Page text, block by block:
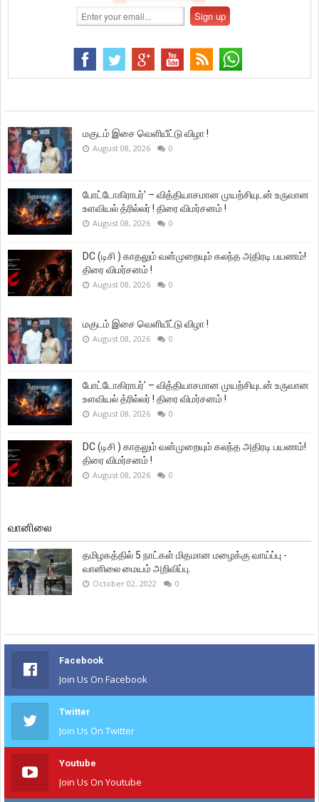
மகுடம் இசை வெளியீட்டு விழா !
August 08, 2026 0
போட்டோகிராபர்' – வித்தியாசமான முயற்சியுடன் உருவான
உளவியல் த்ரில்லர் ! திரை விமர்சனம் !
August 08, 2026 0
DC (டிசி ) காதலும் வன்முறையும் கலந்த அதிரடி பயணம்!
திரை விமர்சனம் !
August 08, 2026 0
மகுடம் இசை வெளியீட்டு விழா !
August 08, 2026 0
போட்டோகிராபர்' – வித்தியாசமான முயற்சியுடன் உருவான
உளவியல் த்ரில்லர் ! திரை விமர்சனம் !
August 08, 2026 0
DC (டிசி ) காதலும் வன்முறையும் கலந்த அதிரடி பயணம்!
திரை விமர்சனம் !
August 08, 2026 0
வானிலை
தமிழகத்தில் 5 நாட்கள் மிதமான மழைக்கு வாய்ப்பு -
வானிலை மையம் அறிவிப்பு.
October 02, 2022 0
Facebook
Join Us On Facebook
Twitter
Join Us On Twitter
Youtube
Join Us On Youtube